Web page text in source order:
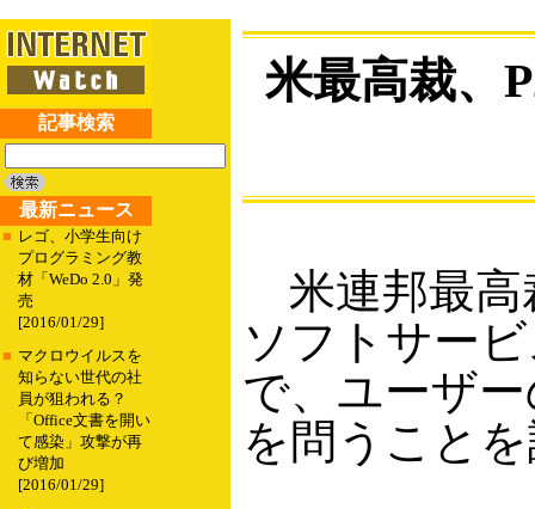
記事検索
最新ニュース
■ レゴ、小学生向け
プログラミング教
材「WeDo 2.0」発
売
[2016/01/29]
■ マクロウイルスを
知らない世代の社
員が狙われる？
「Office文書を開い
て感染」攻撃が再
び増加
[2016/01/29]
米最高裁、
米連邦最高
ソフトサー
で、ユーザ
を問うこと